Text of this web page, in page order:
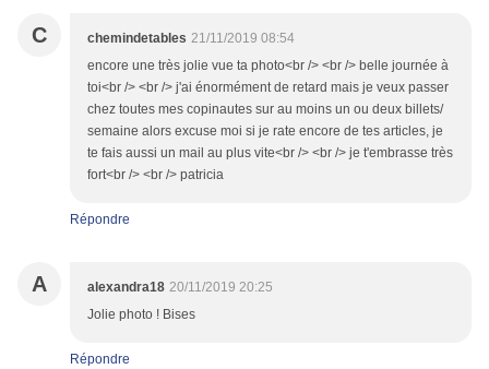
C chemindetables 21/11/2019 08:54
encore une très jolie vue ta photo<br /> <br /> belle journée à
toi<br /> <br /> j'ai énormément de retard mais je veux passer
chez toutes mes copinautes sur au moins un ou deux billets/
semaine alors excuse moi si je rate encore de tes articles, je
te fais aussi un mail au plus vite<br /> <br /> je t'embrasse très
fort<br /> <br /> patricia
Répondre
A alexandra18 20/11/2019 20:25
Jolie photo ! Bises
Répondre